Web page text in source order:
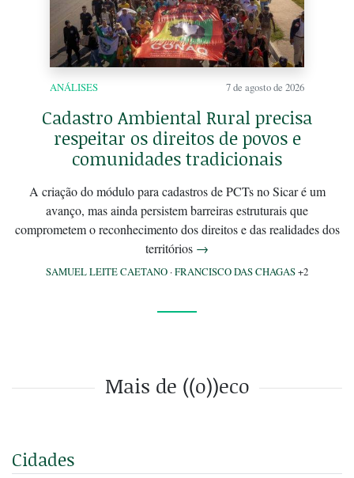
ANÁLISES 7 de agosto de 2026
Cadastro Ambiental Rural precisa
respeitar os direitos de povos e
comunidades tradicionais
A criação do módulo para cadastros de PCTs no Sicar é um
avanço, mas ainda persistem barreiras estruturais que
comprometem o reconhecimento dos direitos e das realidades dos
territórios →
SAMUEL LEITE CAETANO ·FRANCISCO DAS CHAGAS+2
Mais de ((o))eco
Cidades